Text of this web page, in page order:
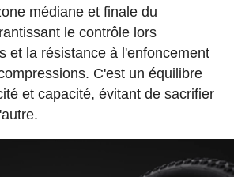
médiane et finale du
le contrôle lors
et la résistance à l'enfoncement
C'est un équilibre
et capacité, évitant de sacrifier